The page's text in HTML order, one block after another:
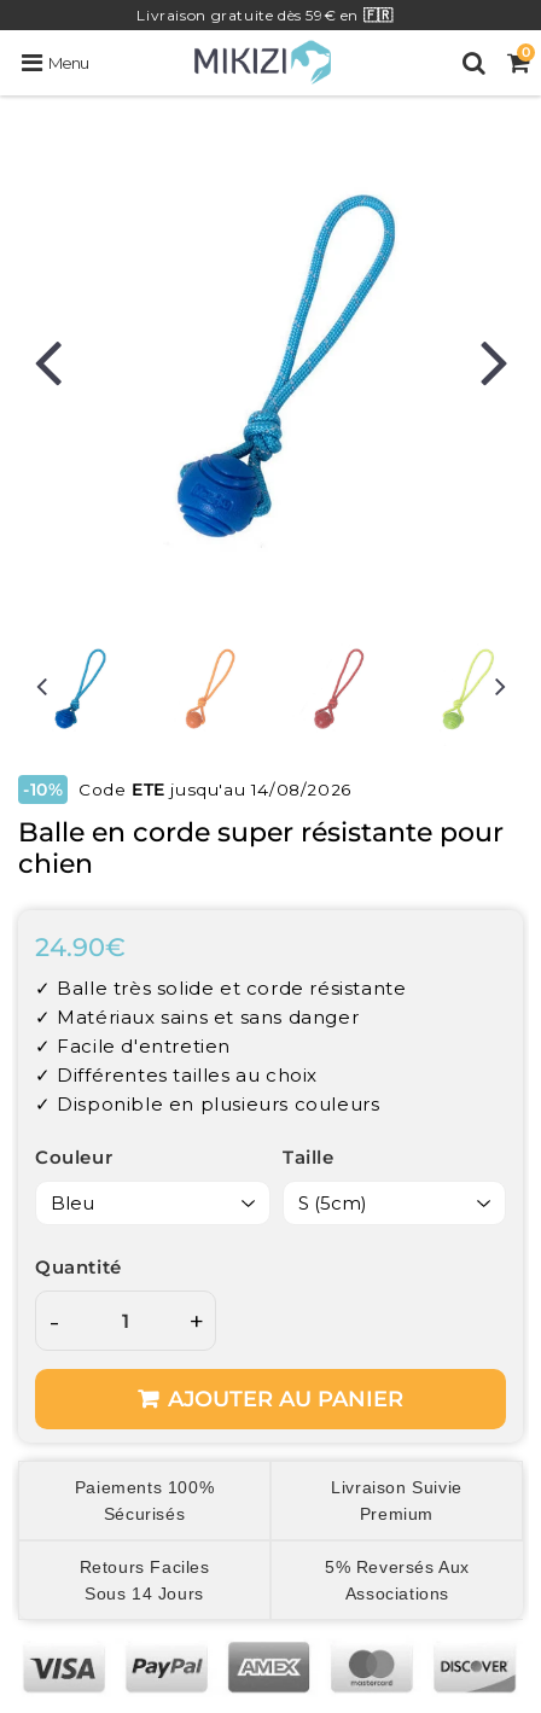
Livraison gratuite dès 59€ en 🇫🇷
Menu
0
-10% Code ETE jusqu'au 14/08/2026
Balle en corde super résistante pour
chien
24.90€
Unit
price
✓ Balle très solide et corde résistante
✓ Matériaux sains et sans danger
✓ Facile d'entretien
✓ Différentes tailles au choix
✓ Disponible en plusieurs couleurs
Couleur Taille
Quantité
- +
AJOUTER AU PANIER
Paiements 100%
Sécurisés
Livraison Suivie
Premium
Retours Faciles
Sous 14 Jours
5% Reversés Aux
Associations